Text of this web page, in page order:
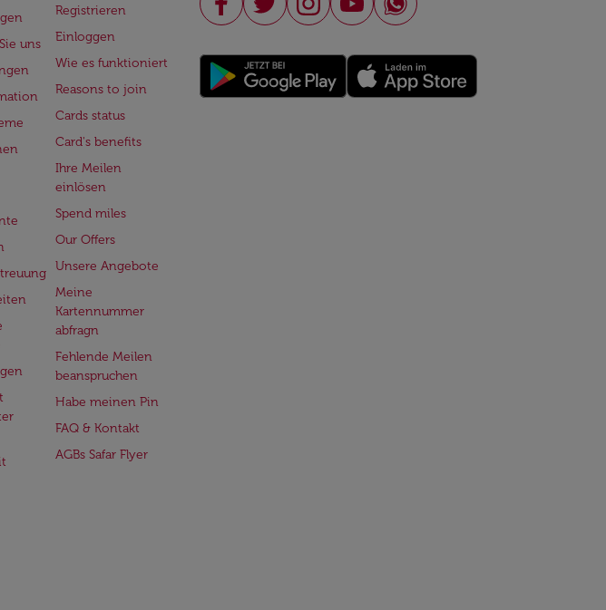
uns
Registrieren
Einloggen
Wie es funktioniert
Reasons to join
Cards status
Card's benefits
Ihre Meilen
einlösen
Spend miles
Our Offers
Unsere Angebote
Meine
Kartennummer
abfragn
Fehlende Meilen
beanspruchen
Habe meinen Pin
FAQ & Kontakt
AGBs Safar Flyer